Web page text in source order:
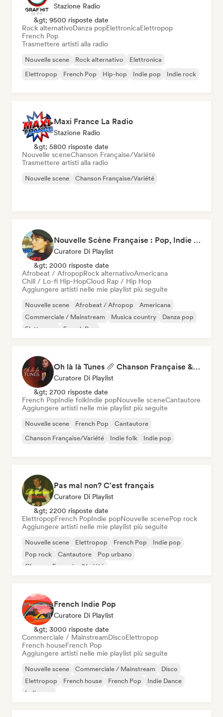
Stazione Radio
&gt; 9500 risposte date
Rock alternativoDanza popElettronicaElettropop
French Pop
Trasmettere artisti alla radio
Nouvelle scene Rock alternativo
Elettronica
Elettropop
French Pop Hip-hop Indie pop Indie rock
Maxi France La Radio
Stazione Radio
&gt; 5800 risposte date
Nouvelle sceneChanson Française/Variété
Trasmettere artisti alla radio
Nouvelle scene Chanson Française/Variété
Nouvelle Scène Française : Pop, Indie & Chanson Émergente
Curatore Di Playlist
&gt; 2000 risposte date
Afrobeat / AfropopRock alternativoAmericana
Chill / Lo-fi Hip-HopCloud Rap / Hip Hop
Aggiungere artisti nelle mie playlist più seguite
Nouvelle scene Afrobeat / Afropop
Americana
Commerciale / Mainstream
Musica country
Danza pop
Elettropop
French Pop
Oh là là Tunes 🥖 Chanson Française & Nouvelle Scène Française
Curatore Di Playlist
&gt; 2700 risposte date
French PopIndie folkIndie popNouvelle sceneCantautore
Aggiungere artisti nelle mie playlist più seguite
Nouvelle scene French Pop
Cantautore
Chanson Française/Variété
Indie folk Indie pop
Pas mal non? C'est français
Curatore Di Playlist
&gt; 2200 risposte date
ElettropopFrench PopIndie popNouvelle scenePop rock
Aggiungere artisti nelle mie playlist più seguite
Nouvelle scene Elettropop French Pop
Indie pop
Pop rock
Cantautore
Pop urbano
Chanson Française/Variété
French Indie Pop
Curatore Di Playlist
&gt; 3000 risposte date
Commerciale / MainstreamDiscoElettropop
French houseFrench Pop
Aggiungere artisti nelle mie playlist più seguite
Nouvelle scene Commerciale / Mainstream
Disco
Elettropop
French house French Pop
Indie Dance
Indie pop